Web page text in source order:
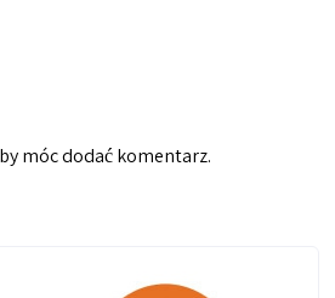
móc dodać komentarz.